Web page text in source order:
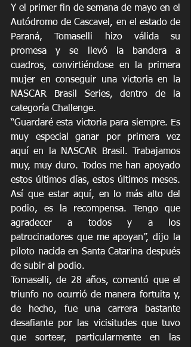
Y el primer fin de semana de mayo en el
Autódromo de Cascavel, en el estado de
Paraná, Tomaselli hizo válida su
promesa y se llevó la bandera a
cuadros, convirtiéndose en la primera
mujer en conseguir una victoria en la
NASCAR Brasil Series, dentro de la
categoría Challenge.
“Guardaré esta victoria para siempre. Es
muy especial ganar por primera vez
aquí en la NASCAR Brasil. Trabajamos
muy, muy duro. Todos me han apoyado
estos últimos días, estos últimos meses.
Así que estar aquí, en lo más alto del
podio, es la recompensa. Tengo que
agradecer a todos y a los
patrocinadores que me apoyan”, dijo la
piloto nacida en Santa Catarina después
de subir al podio.
Tomaselli, de 28 años, comentó que el
triunfo no ocurrió de manera fortuita y,
de hecho, fue una carrera bastante
desafiante por las vicisitudes que tuvo
que sortear, particularmente en las